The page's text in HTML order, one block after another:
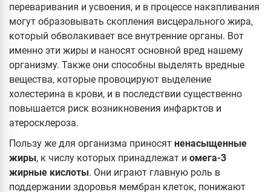
переваривания и усвоения, и в процессе накапливания
могут образовывать скопления висцерального жира,
который обволакивает все внутренние органы. Вот
именно эти жиры и наносят основной вред нашему
организму. Также они способны выделять вредные
вещества, которые провоцируют выделение
холестерина в крови, и в последствии существенно
повышается риск возникновения инфарктов и
атеросклероза.
Пользу же для организма приносят ненасыщенные
жиры, к числу которых принадлежат и омега-3
жирные кислоты. Они играют главную роль в
поддержании здоровья мембран клеток, понижают